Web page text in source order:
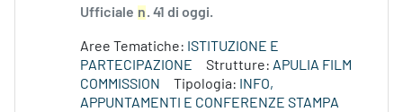
Ufficiale n. 41 di oggi.
Aree Tematiche: ISTITUZIONE E
PARTECIPAZIONE
Strutture: APULIA FILM
COMMISSION
Tipologia:
INFO,
APPUNTAMENTI E CONFERENZE STAMPA